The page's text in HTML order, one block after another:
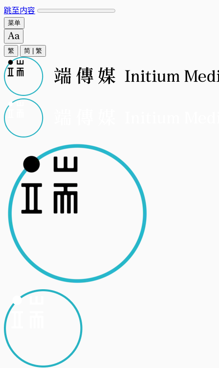
跳至内容
菜单
繁 简 繁